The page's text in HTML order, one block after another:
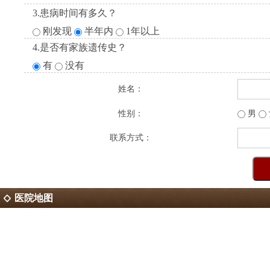
3.患病时间有多久？
刚发现
半年内
1年以上
4.是否有家族遗传史？
有
没有
姓名：
性别： 男
联系方式：
医院地图